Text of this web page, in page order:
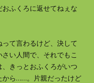
ふくろに返せてねぇな
て言わるけど、決して
い人間で、それでもこ
きっとおふくろがいつ
から……。片親だったけど